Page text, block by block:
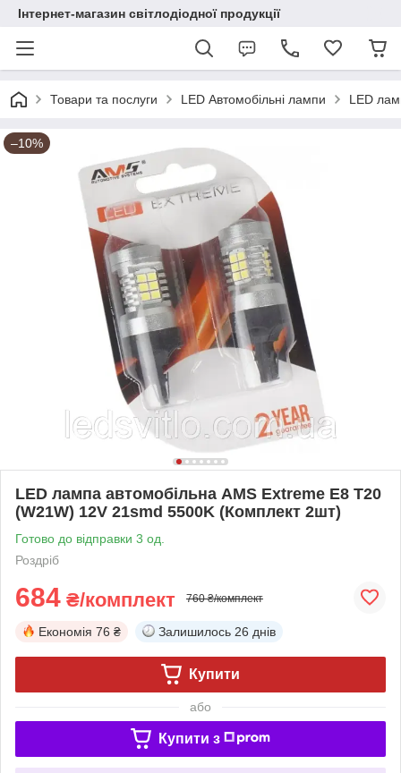
Інтернет-магазин світлодіодної продукції
Товари та послуги LED Автомобільні лампи LED
–10%
LED лампа автомобільна AMS Extreme E8 T20
(W21W) 12V 21smd 5500K (Комплект 2шт)
Готово до відправки 3 од.
Роздріб
684 ₴/комплект 760 ₴/комплект
Економія 76 ₴ Залишилось 26 днів
Купити
або
Купити з